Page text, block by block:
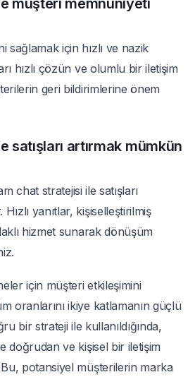
müşteri memnuniyeti
sağlamak için hızlı ve nazik
hızlı çözün ve olumlu bir iletişim
geri bildirimlerine önem
satışları artırmak mümkün
chat stratejisi ile satışları
yanıtlar, kişiselleştirilmiş
hizmet sunarak dönüşüm
için müşteri etkileşimini
oranlarını ikiye katlamanın güçlü
bir strateji ile kullanıldığında,
doğrudan ve kişisel bir iletişim
potansiyel müşterilerin marka